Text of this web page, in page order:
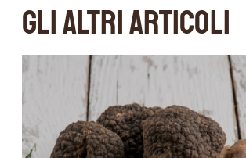
GLI ALTRI ARTICOLI